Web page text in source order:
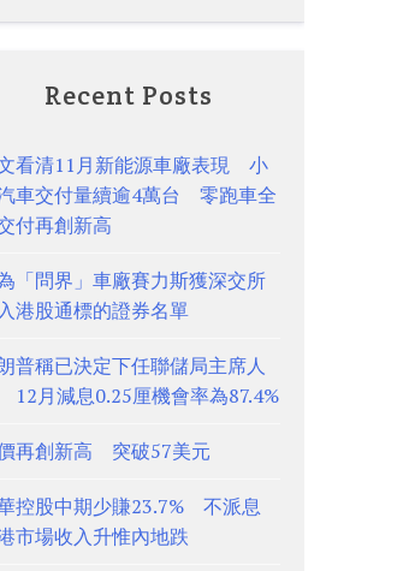
Recent Posts
看清11月新能源車廠表現 小
車交付量續逾4萬台 零跑車全
付再創新高
「問界」車廠賽力斯獲深交所
港股通標的證券名單
普稱已決定下任聯儲局主席人
月減息0.25厘機會率為87.4%
再創新高 突破57美元
控股中期少賺23.7% 不派息
市場收入升惟內地跌